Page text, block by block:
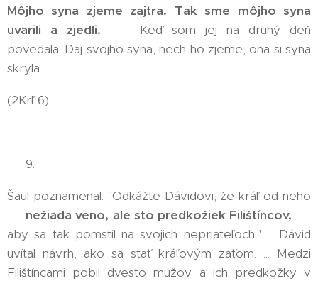
Môjho syna zjeme zajtra. Tak sme môjho syna
uvarili a zjedli. 🥴 Keď som jej na druhý deň
povedala: Daj svojho syna, nech ho zjeme, ona si syna
skryla.
(2Krľ 6)
👉 9.
Šaul poznamenal: "Odkážte Dávidovi, že kráľ od neho
nežiada veno, ale sto predkožiek Filištíncov,
aby sa tak pomstil na svojich nepriateľoch." ... Dávid
uvítal návrh, ako sa stať kráľovým zaťom. ... Medzi
Filištíncami pobil dvesto mužov a ich predkožky v